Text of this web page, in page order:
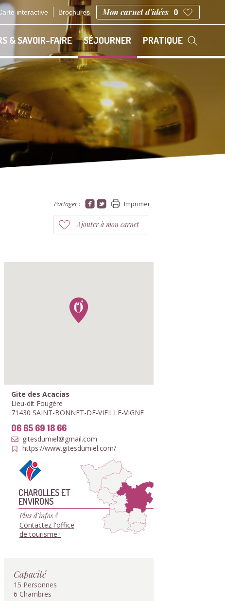
interactive Brochures Mon carnet d'idées 0
& SAVOIR-FAIRE SÉJOURNER PRATIQUE
Partager : Imprimer
Ajouter à mon carnet
Gite des Acacias
Lieu-dit Fougère
71430 SAINT-BONNET-DE-VIEILLE-VIGNE
06 65 69 18 66
gitesdumiel@gmail.com
https://www.gitesdumiel.com/
CHAROLLES ET
ENVIRONS
Plus d'infos ?
Contactez l'office
de tourisme !
Capacité
15 Personnes
6 Chambres